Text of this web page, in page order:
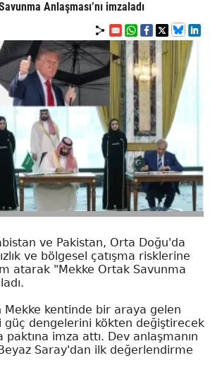
Anlaşması’nı imzaladı
ve Pakistan, Orta Doğu'da
ve bölgesel çatışma risklerine
atarak "Mekke Ortak Savunma
Mekke kentinde bir araya gelen
güç dengelerini kökten değiştirecek
imza attı. Dev anlaşmanın
Saray'dan ilk değerlendirme